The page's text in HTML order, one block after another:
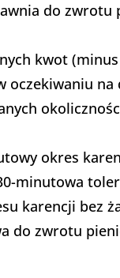
do zwrotu
kwot (minus
oczekiwaniu na
okres
minutowa
karencji bez
do zwrotu